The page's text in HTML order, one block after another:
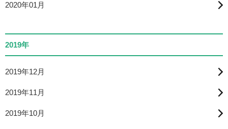
2020年01月
2019年
2019年12月
2019年11月
2019年10月